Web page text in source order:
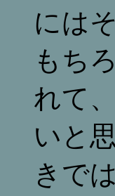
には
もち
れて
いと
きで